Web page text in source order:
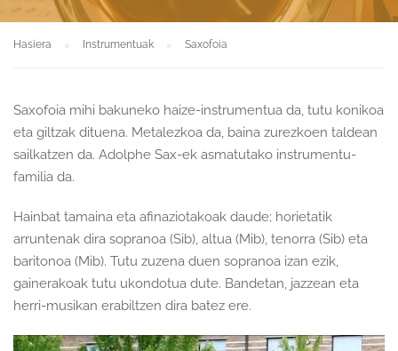
Hasiera Instrumentuak Saxofoia
Saxofoia mihi bakuneko haize-instrumentua da, tutu konikoa
eta giltzak dituena. Metalezkoa da, baina zurezkoen taldean
sailkatzen da. Adolphe Sax-ek asmatutako instrumentu-
familia da.
Hainbat tamaina eta afinaziotakoak daude; horietatik
arruntenak dira sopranoa (Sib), altua (Mib), tenorra (Sib) eta
baritonoa (Mib). Tutu zuzena duen sopranoa izan ezik,
gainerakoak tutu ukondotua dute. Bandetan, jazzean eta
herri-musikan erabiltzen dira batez ere.